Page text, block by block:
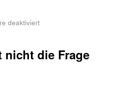
deaktiviert
die Frage